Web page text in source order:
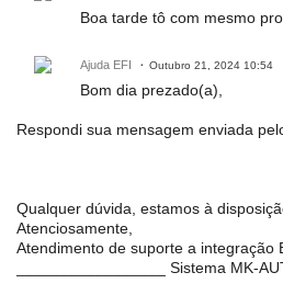
Boa tarde tô com mesmo
Ajuda EFI Outubro 21, 2024 10:54
Bom dia prezado(a),
Respondi sua mensagem enviada
Qualquer dúvida, estamos à
Atenciosamente,
Atendimento de suporte a integração
_________________ Sistema MK-